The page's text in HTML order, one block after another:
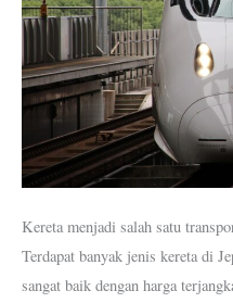
Kereta menjadi salah satu
Terdapat banyak jenis kereta di
sangat baik dengan harga